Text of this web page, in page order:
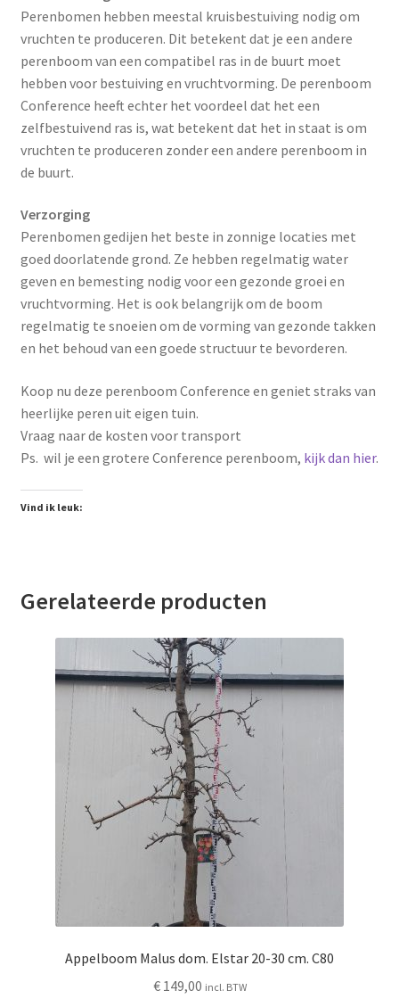
Perenbomen hebben meestal kruisbestuiving nodig om
vruchten te produceren. Dit betekent dat je een andere
perenboom van een compatibel ras in de buurt moet
hebben voor bestuiving en vruchtvorming. De perenboom
Conference heeft echter het voordeel dat het een
zelfbestuivend ras is, wat betekent dat het in staat is om
vruchten te produceren zonder een andere perenboom in
de buurt.
Verzorging
Perenbomen gedijen het beste in zonnige locaties met
goed doorlatende grond. Ze hebben regelmatig water
geven en bemesting nodig voor een gezonde groei en
vruchtvorming. Het is ook belangrijk om de boom
regelmatig te snoeien om de vorming van gezonde takken
en het behoud van een goede structuur te bevorderen.
Koop nu deze perenboom Conference en geniet straks van
heerlijke peren uit eigen tuin.
Vraag naar de kosten voor transport
Ps. wil je een grotere Conference perenboom, kijk dan hier.
Vind ik leuk:
Gerelateerde producten
Appelboom Malus dom. Elstar 20-30 cm. C80
€149,00 incl. BTW